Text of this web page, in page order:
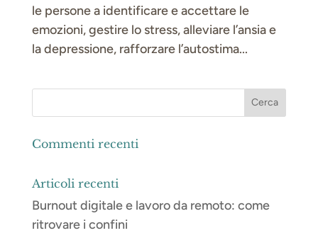
le persone a identificare e accettare le
emozioni, gestire lo stress, alleviare l’ansia e
la depressione, rafforzare l’autostima...
Commenti recenti
Articoli recenti
Burnout digitale e lavoro da remoto: come
ritrovare i confini